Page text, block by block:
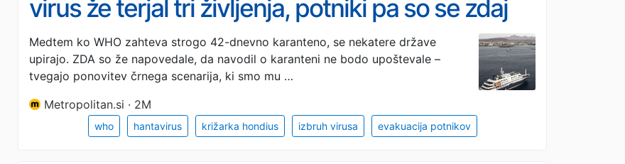
virus že terjal tri življenja, potniki pa so se zdaj
vrnili v svoje države
Medtem ko WHO zahteva strogo 42-dnevno karanteno, se nekatere države
upirajo. ZDA so že napovedale, da navodil o karanteni ne bodo upoštevale –
tvegajo ponovitev črnega scenarija, ki smo mu …
Metropolitan.si · 2M
who hantavirus križarka hondius izbruh virusa evakuacija potnikov